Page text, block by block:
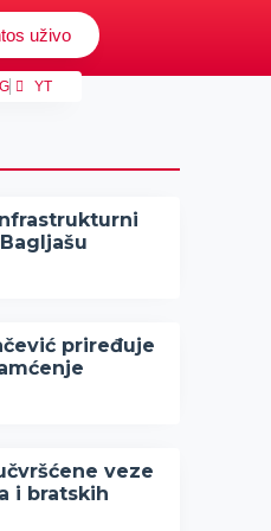
uživo
IG YT
priređuje
veze
i bratskih